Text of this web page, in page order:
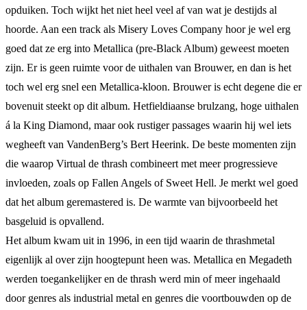
opduiken. Toch wijkt het niet heel veel af van wat je destijds al
hoorde. Aan een track als Misery Loves Company hoor je wel erg
goed dat ze erg into Metallica (pre-Black Album) geweest moeten
zijn. Er is geen ruimte voor de uithalen van Brouwer, en dan is het
toch wel erg snel een Metallica-kloon. Brouwer is echt degene die er
bovenuit steekt op dit album. Hetfieldiaanse brulzang, hoge uithalen
á la King Diamond, maar ook rustiger passages waarin hij wel iets
wegheeft van VandenBerg’s Bert Heerink. De beste momenten zijn
die waarop Virtual de thrash combineert met meer progressieve
invloeden, zoals op Fallen Angels of Sweet Hell. Je merkt wel goed
dat het album geremastered is. De warmte van bijvoorbeeld het
basgeluid is opvallend.
Het album kwam uit in 1996, in een tijd waarin de thrashmetal
eigenlijk al over zijn hoogtepunt heen was. Metallica en Megadeth
werden toegankelijker en de thrash werd min of meer ingehaald
door genres als industrial metal en genres die voortbouwden op de